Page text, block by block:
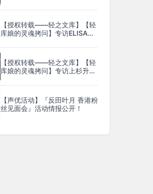
应用（仅视频）
【授权转载——轻之文库】【轻
库娘的灵魂拷问】专访ELISA，
手（仅视频）
【授权转载——轻之文库】【轻
库娘的灵魂拷问】专访上杉升，
尽头的天马座幻想（仅视频）
【声优活动】『反田叶月 香港粉
丝见面会』活动情报公开！